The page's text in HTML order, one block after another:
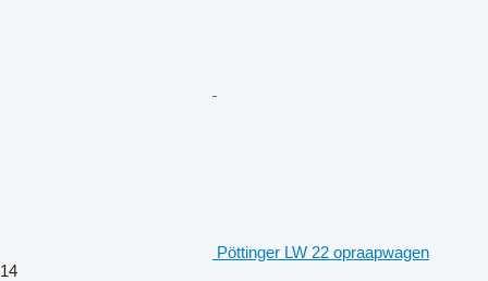
Pöttinger LW 22 opraapwagen
14